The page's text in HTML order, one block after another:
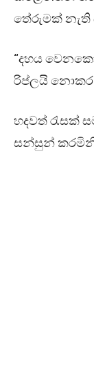
තේරුමක් නැති
“දහය
රිප්ලයි නොකර
හදවත් රැසක්
සන්සුන්